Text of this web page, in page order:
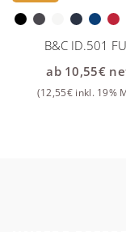
B&C ID.501
ab 10,55€
(12,55€ inkl. 19%